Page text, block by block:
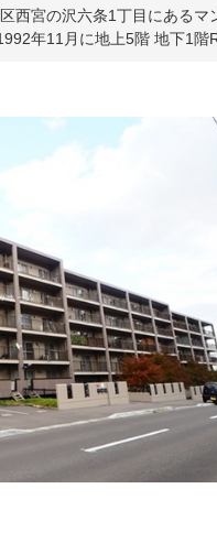
西宮の沢六条1丁目にある
年11月に地上5階 地下1階